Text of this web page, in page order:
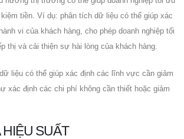
kiệm tiền. Ví dụ: phân tích dữ liệu có thể giúp xác
vi của khách hàng, cho phép doanh nghiệp tối
thị và cải thiện sự hài lòng của khách hàng.
liệu có thể giúp xác định các lĩnh vực cần giảm
xác định các chi phí không cần thiết hoặc giảm
SUẤT